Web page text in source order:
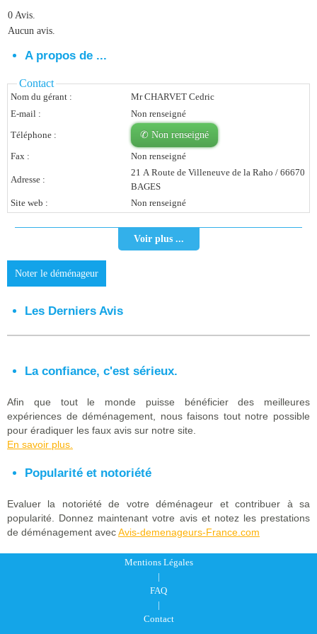
Vous Êtes Une Société
Comment Ça Marche ?
Quels Bénéfices Pour Ma Société ?
Témoignages Adhérents
Comment S’inscrire ?
Contact
0 Avis.
Aucun avis.
A propos de ...
Contact
Nom du gérant :
Mr CHARVET Cedric
E-mail :
Non renseigné
Téléphone :
✆ Non renseigné
Fax :
Non renseigné
Adresse :
21 A Route de Villeneuve de la Raho / 66670
BAGES
Site web :
Non renseigné
Voir plus ...
Noter le déménageur
Les Derniers Avis
La confiance, c'est sérieux.
Afin que tout le monde puisse bénéficier des meilleures
expériences de déménagement, nous faisons tout notre possible
pour éradiquer les faux avis sur notre site.
En savoir plus.
Popularité et notoriété
Evaluer la notoriété de votre déménageur et contribuer à sa
popularité. Donnez maintenant votre avis et notez les prestations
de déménagement avecAvis-demenageurs-France.com
Mentions Légales
|
FAQ
|
Contact